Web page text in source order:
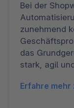
Bei der
zunehmend
das
stark, agil
Erfahre mehr